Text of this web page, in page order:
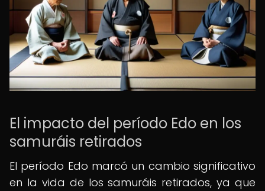
El impacto del período Edo en los
samuráis retirados
El período Edo marcó un cambio significativo
en la vida de los samuráis retirados, ya que